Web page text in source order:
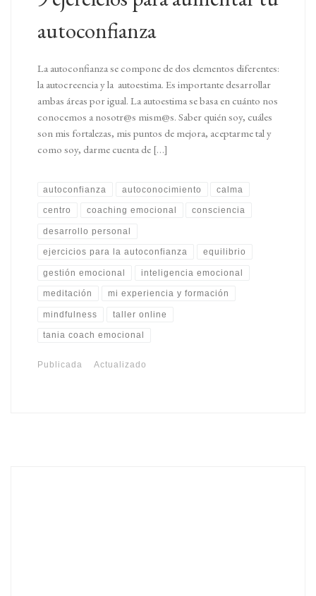
autoconfianza
La autoconfianza se compone de dos elementos diferentes:
la autocreencia y la autoestima. Es importante desarrollar
ambas áreas por igual. La autoestima se basa en cuánto nos
conocemos a nosotr@s mism@s. Saber quién soy, cuáles
son mis fortalezas, mis puntos de mejora, aceptarme tal y
como soy, darme cuenta de […]
autoconfianza autoconocimiento calma
centro coaching emocional consciencia
desarrollo personal
ejercicios para la autoconfianza equilibrio
gestión emocional inteligencia emocional
meditación mi experiencia y formación
mindfulness taller online
tania coach emocional
Publicada Actualizado